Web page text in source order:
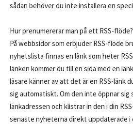
sådan behöver du inte installera en
Hur prenumererar man på ett RSS-flöde?
På webbsidor som erbjuder RSS-flöde
nyhetslista finnas en länk som heter
länken kommer du till en sida med en
läsare känner av att det är en RSS-länk
sig automatiskt. Om den inte öppnar sig
länkadressen och klistrar in den i din
senaste nyheterna direkt uppdaterade